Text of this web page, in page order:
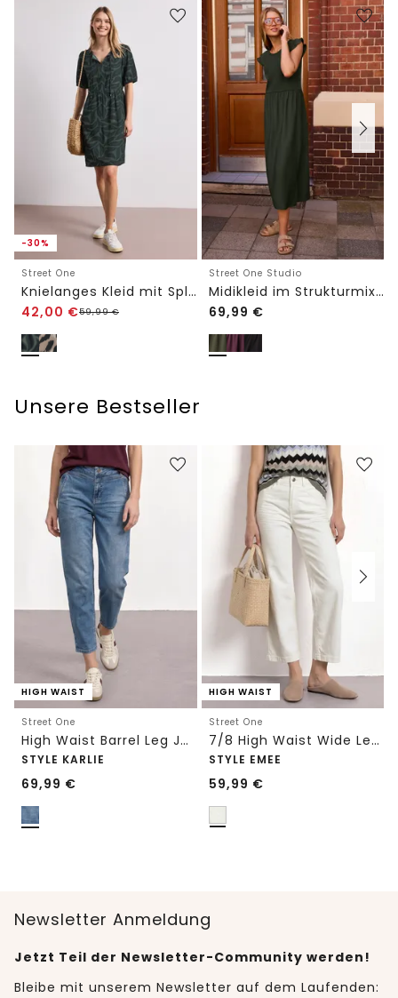
-30%
Street One
Knielanges Kleid mit Split Neck und Print
42,00 €59,99€
Street One Studio
Midikleid im Strukturmix mit Rundhals
69,99 €
Unsere Bestseller
HIGH WAIST
Street One
High Waist Barrel Leg Jeans im Loose Fit
STYLE KARLIE
69,99 €
HIGH WAIST
Street One
7/8 High Waist Wide Leg Jeans im Loose Fit
STYLE EMEE
59,99 €
Newsletter Anmeldung
Jetzt Teil der Newsletter-Community werden!
Bleibe mit unserem Newsletter auf dem Laufenden: